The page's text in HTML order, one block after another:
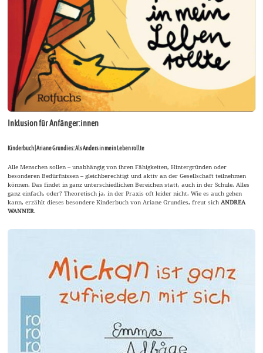
Inklusion für Anfänger:innen
Kinderbuch | Ariane Grundies: Als Anders in mein Leben rollte
Alle Menschen sollen – unabhängig von ihren Fähigkeiten, Hintergründen oder
besonderen Bedürfnissen – gleichberechtigt und aktiv an der Gesellschaft teilnehmen
können. Das findet in ganz unterschiedlichen Bereichen statt, auch in der Schule. Alles
ganz einfach, oder? Theoretisch ja, in der Praxis oft leider nicht. Wie es auch gehen
kann, erzählt dieses besondere Kinderbuch von Ariane Grundies, freut sichANDREA
WANNER.